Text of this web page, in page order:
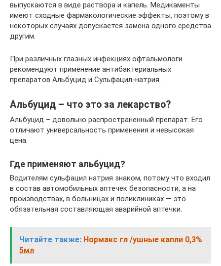
выпускаются в виде раствора и капель. Медикаменты
имеют сходные фармакологические эффекты, поэтому в
некоторых случаях допускается замена одного средства
другим.
При различных глазных инфекциях офтальмологи
рекомендуют применение антибактериальных
препаратов Альбуцид и Сульфацил-натрия.
Альбуцид – что это за лекарство?
Альбуцид – довольно распространенный препарат. Его
отличают универсальность применения и невысокая
цена.
Где применяют альбуцид?
Водителям сульфацил натрия знаком, потому что входил
в состав автомобильных аптечек безопасности, а на
производствах, в больницах и поликлиниках — это
обязательная составляющая аварийной аптечки.
Читайте также: Нормакс гл /ушные капли 0,3%
5мл